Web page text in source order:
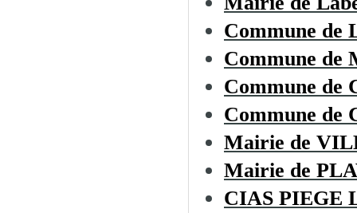
Commune
Commune de
Commune de
Commune de
Mairie de
Mairie de
CIAS PIEGE